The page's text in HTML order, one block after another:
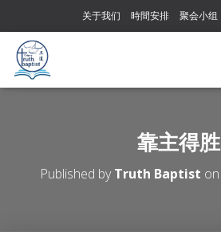
关于我们 時間安排 聚会小组
靠主得胜
Published byTruth Baptist on